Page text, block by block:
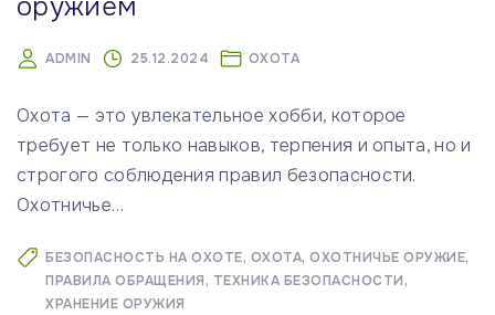
оружием
ADMIN 25.12.2024 ОХОТА
Охота — это увлекательное хобби, которое
требует не только навыков, терпения и опыта, но и
строгого соблюдения правил безопасности.
Охотничье…
БЕЗОПАСНОСТЬ НА ОХОТЕ ОХОТА ОХОТНИЧЬЕ ОРУЖИЕ
ПРАВИЛА ОБРАЩЕНИЯ
ТЕХНИКА БЕЗОПАСНОСТИ
ХРАНЕНИЕ ОРУЖИЯ